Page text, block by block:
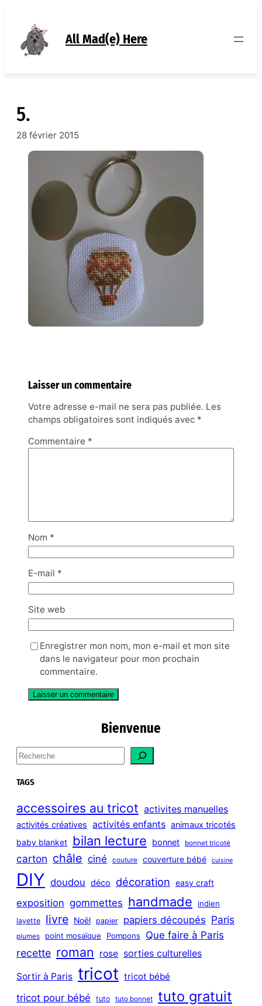
contenu
All Mad(e) Here
5.
28 février 2015
Laisser un commentaire
Votre adresse e-mail ne sera pas publiée. Les
champs obligatoires sont indiqués avec *
Commentaire *
Nom *
E-mail *
Site web
Enregistrer mon nom, mon e-mail et mon site
dans le navigateur pour mon prochain
commentaire.
Bienvenue
S
e
a
c
h
TAGS
accessoires au tricot activites manuelles
activités créatives activités enfants animaux tricotés
baby blanket bilan lecture bonnet bonnet tricoté
carton châle ciné couture couverture bébé cuisine
DIY doudou déco décoration easy craft
exposition gommettes handmade indien
layette livre Noël papier papiers découpés Paris
plumes point mosaïque Pompons Que faire à Paris
recette roman rose sorties culturelles
Sortir à Paris tricot tricot bébé
tricot pour bébé tuto tuto bonnet tuto gratuit